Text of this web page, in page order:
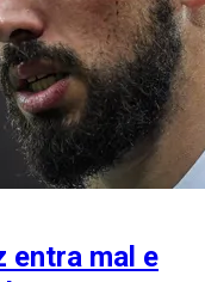
entra mal e